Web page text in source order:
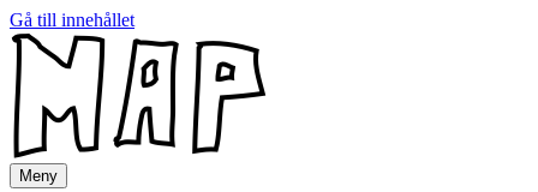
Gå till innehållet
Meny